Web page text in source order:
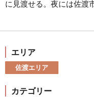
に見渡せる。夜には佐渡
エリア
佐渡エリア
カテゴリー